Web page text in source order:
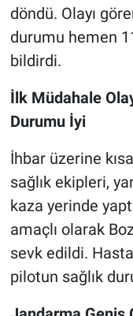
döndü. Olayı
durumu hemen
bildirdi.
İlk Müdahale
Durumu İyi
İhbar üzerine
sağlık ekipleri,
kaza yerinde
amaçlı olarak
sevk edildi.
pilotun sağlık